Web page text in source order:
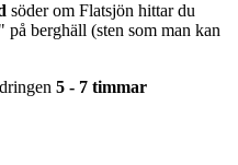
söder om Flatsjön hittar du
berghäll (sten som man kan
5 - 7 timmar